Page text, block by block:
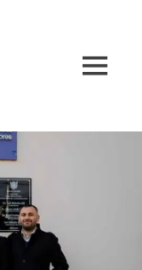
MENÚ